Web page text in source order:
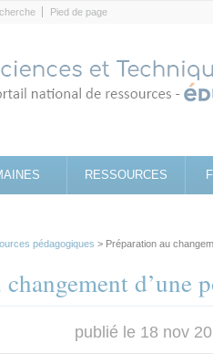
Pied de page
RESSOURCES
pédagogiques > Préparation au
d’une
publié le 18 nov